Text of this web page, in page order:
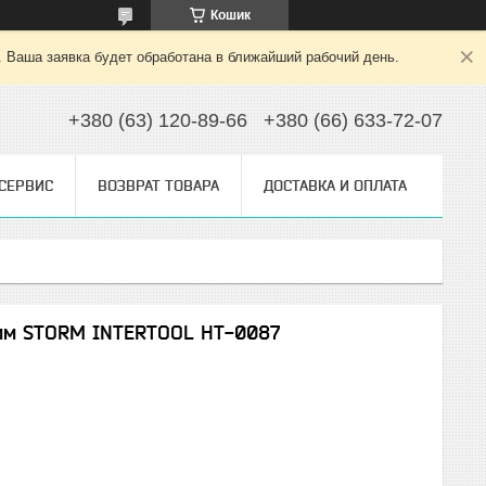
Кошик
заявка будет обработана в ближайший рабочий день.
+380 (63) 120-89-66 +380 (66) 633-72-07
ВОЗВРАТ ТОВАРА ДОСТАВКА И ОПЛАТА
STORM INTERTOOL HT-0087